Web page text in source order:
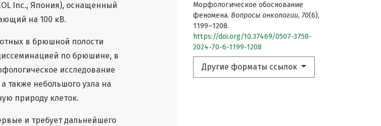
Морфологическое обоснование
феномена. Вопросы онкологии, 70(6),
1199–1208.
https://doi.org/10.37469/0507-3758-
2024-70-6-1199-1208
Другие форматы ссылок
Inc., Япония), оснащенный
на 100 кВ.
в брюшной полости
по брюшине, в
исследование
также небольшого узла на
природу клеток.
и требует дальнейшего